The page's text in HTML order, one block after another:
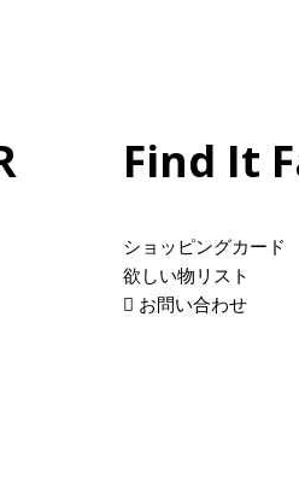
Find It
ショッピングカード
欲しい物リスト
お問い合わせ